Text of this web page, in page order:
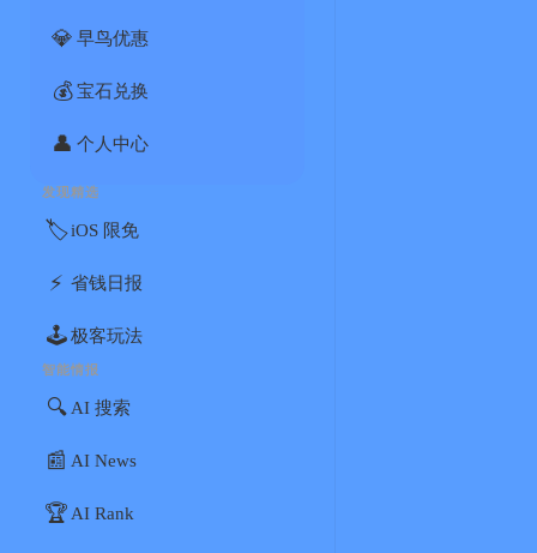
💎 早鸟优惠
💰 宝石兑换
👤 个人中心
发现精选
🏷️iOS 限免
⚡ 省钱日报
🕹️极客玩法
智能情报
🔍 AI 搜索
📰 AI News
🏆 AI Rank